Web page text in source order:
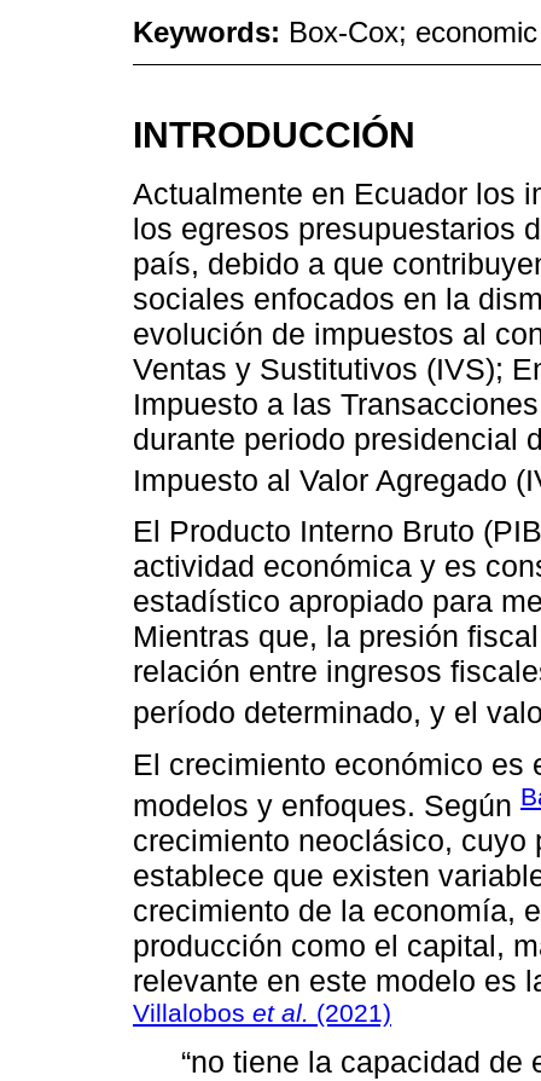
Keywords: Box-Cox;
INTRODUCCIÓN
Actualmente en Ecuador los
los egresos presupuestarios
país, debido a que
sociales enfocados en la
evolución de impuestos al
Ventas y Sustitutivos (IVS);
Impuesto a las
durante periodo presidencial
Impuesto al Valor Agregado
El Producto Interno Bruto
actividad económica y es
estadístico apropiado para
Mientras que, la presión
relación entre ingresos
período determinado, y el
El crecimiento económico es
modelos y enfoques. Según
crecimiento neoclásico, cuyo
establece que existen
crecimiento de la economía,
producción como el capital,
relevante en este modelo es
Villalobos et al. (2021)
“no tiene la capacidad